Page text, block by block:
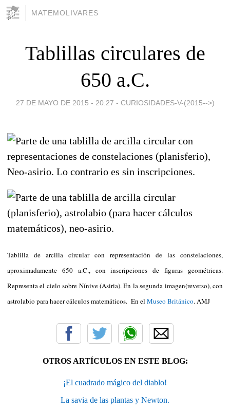
MATEMOLIVARES
Tablillas circulares de
650 a.C.
27 DE MAYO DE 2015 - 20:27 - CURIOSIDADES-V-(2015-->)
Tablilla de arcilla circular con representación de las constelaciones,
aproximadamente 650 a.C., con inscripciones de figuras geométricas.
Representa el cielo sobre Nínive (Asiria). En la segunda imagen(reverso), con
astrolabio para hacer cálculos matemáticos. En el Museo Británico. AMJ
OTROS ARTÍCULOS EN ESTE BLOG:
¡El cuadrado mágico del diablo!
La savia de las plantas y Newton.